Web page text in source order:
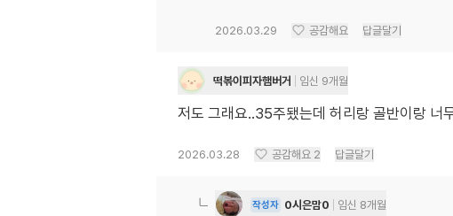
2026.03.29 공감해요 답글달기
떡볶이피자햄버거 임신 9개월
저도 그래요..35주됐는데 허리랑 골반이랑 너
2026.03.28 공감해요 2 답글달기
작성자 0시은맘0 임신 8개월